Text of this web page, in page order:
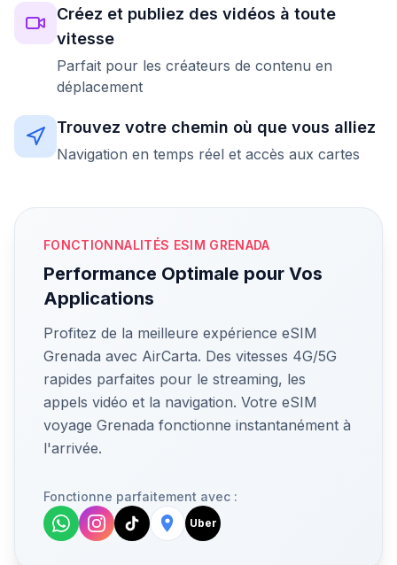
Créez et publiez des vidéos à toute
vitesse
Parfait pour les créateurs de contenu en
déplacement
Trouvez votre chemin où que vous alliez
Navigation en temps réel et accès aux cartes
FONCTIONNALITÉS ESIM GRENADA
Performance Optimale pour Vos
Applications
Profitez de la meilleure expérience eSIM
Grenada avec AirCarta. Des vitesses 4G/5G
rapides parfaites pour le streaming, les
appels vidéo et la navigation. Votre eSIM
voyage Grenada fonctionne instantanément à
l'arrivée.
Fonctionne parfaitement avec :
Uber